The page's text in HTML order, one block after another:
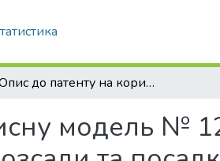
Опис до патенту на корисну модель № 123261 "Пристрій для координатної висадки розсади та посадки сільськогосподарських культур"
модель №